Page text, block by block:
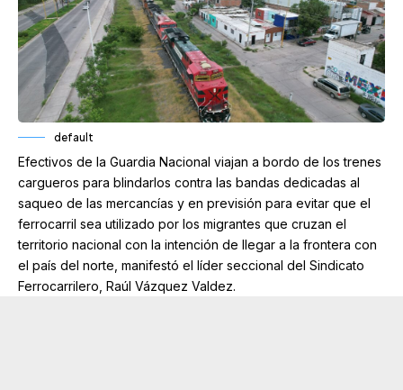
default
Efectivos de la Guardia Nacional viajan a bordo de los trenes
cargueros para blindarlos contra las bandas dedicadas al
saqueo de las mercancías y en previsión para evitar que el
ferrocarril sea utilizado por los migrantes que cruzan el
territorio nacional con la intención de llegar a la frontera con
el país del norte, manifestó el líder seccional del Sindicato
Ferrocarrilero, Raúl Vázquez Valdez.